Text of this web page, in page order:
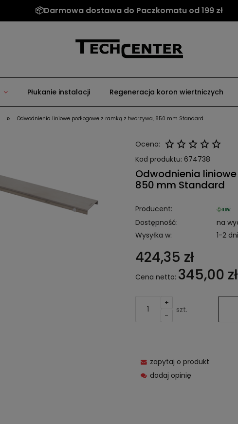
📦Darmowa dostawa do Paczkomatu od 199 zł
Płukanie instalacji Regeneracja koron wiertniczych
» Odwodnienia liniowe podłogowe z ramką z tworzywa, 850 mm Standard
Ocena:
Kod produktu: 674738
Odwodnienia
850 mm Standard
Producent:
Dostępność:
na
Wysyłka w:
1-2
424,35 zł
Cena netto: 345,00 zł
+
-
szt.
zapytaj o produkt
dodaj opinię